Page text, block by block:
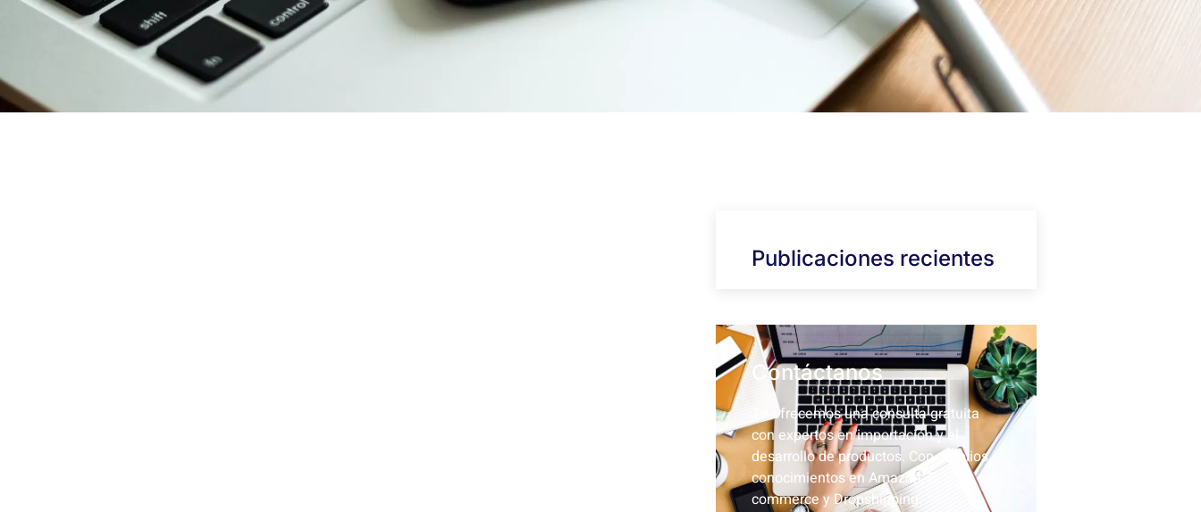
Publicaciones recientes
Contáctanos
Te ofrecemos una consulta gratuita
con expertos en importación y el
desarrollo de productos. Con amplios
conocimientos en Amazon, E-
commerce y Dropshipping.